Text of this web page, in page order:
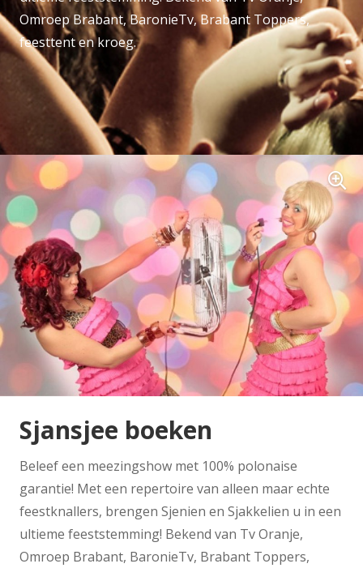
Omroep Brabant, BaronieTv, Brabant Toppers,
feesttent en kroeg.
Sjansjee boeken
Beleef een meezingshow met 100% polonaise
garantie! Met een repertoire van alleen maar echte
feestknallers, brengen Sjenien en Sjakkelien u in een
ultieme feeststemming! Bekend van Tv Oranje,
Omroep Brabant, BaronieTv, Brabant Toppers,